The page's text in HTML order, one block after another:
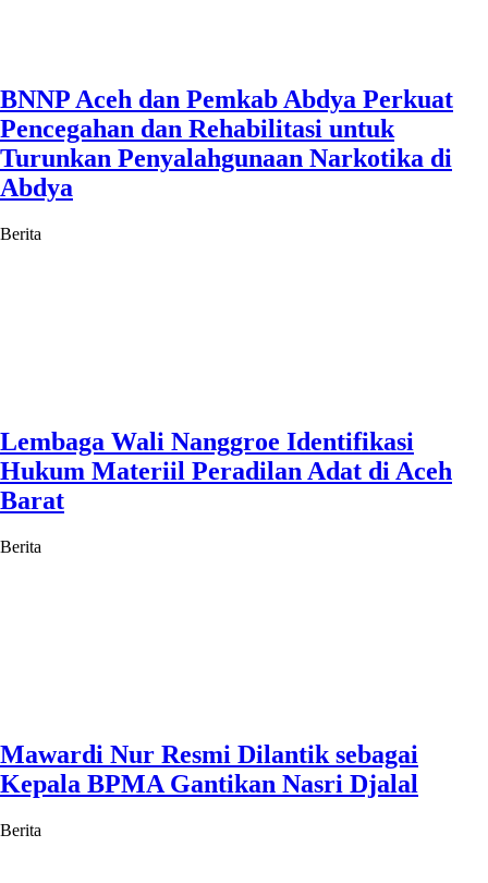
BNNP Aceh dan Pemkab Abdya Perkuat
Pencegahan dan Rehabilitasi untuk
Turunkan Penyalahgunaan Narkotika di
Abdya
Berita
Lembaga Wali Nanggroe Identifikasi
Hukum Materiil Peradilan Adat di Aceh
Barat
Berita
Mawardi Nur Resmi Dilantik sebagai
Kepala BPMA Gantikan Nasri Djalal
Berita